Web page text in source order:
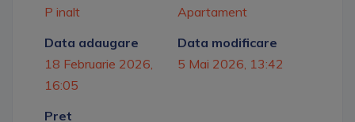
P inalt
Apartament
Data adaugare
18 Februarie 2026,
16:05
Data modificare
5 Mai 2026, 13:42
Pret